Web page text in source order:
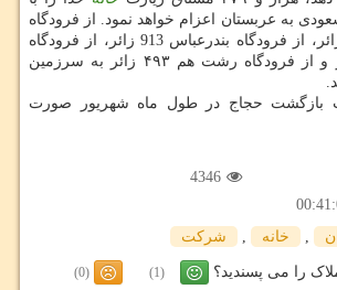
به عربستان اعزام خواهد نمود. از فرودگاه
زنجان هزار و ۴۷۸ زائر، از فرودگاه بندرعباس 913 زائر، از فرودگاه
بوشهر 909 نفر زائر و از فرودگاه رشت هم ۴۹۳ زائر به سرزمین
بازگشت حجاج در طول ماه شهریور صورت
4346
خانه شركت
را می پسندید؟ (1)
(0)